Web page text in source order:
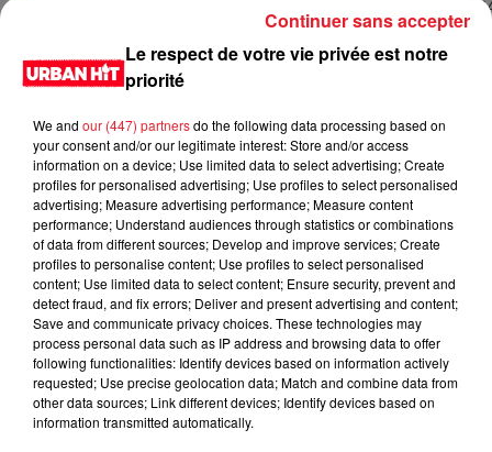
Village Tipi : plus d'infosici
LES DERNIÈRES NEWS Voir plus
Jay-Z se bat contre la grand-mère
d'un homme prétendant être son fils
Cassie met fin à une ex-escorte
masculine dans sa bataille...
Le respect de votre vie privée est notre
priorité
We and our (447) partnersdo the following data processing based on
your consent and/or our legitimate interest: Store and/or access
information on a device; Use limited data to select advertising; Create
profiles for personalised advertising; Use profiles to select personalised
advertising; Measure advertising performance; Measure content
performance; Understand audiences through statistics or combinations
of data from different sources; Develop and improve services; Create
profiles to personalise content; Use profiles to select personalised
content; Use limited data to select content; Ensure security, prevent and
detect fraud, and fix errors; Deliver and present advertising and content;
Save and communicate privacy choices. These technologies may
process personal data such as IP address and browsing data to offer
following functionalities: Identify devices based on information actively
requested; Use precise geolocation data; Match and combine data from
other data sources; Link different devices; Identify devices based on
information transmitted automatically.
Continuer sans accepter